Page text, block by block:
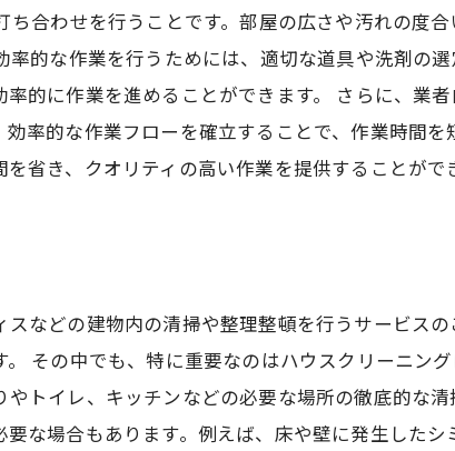
合わせを行うことです。部屋の広さや汚れの度
的な作業を行うためには、適切な道具や洗剤の
的に作業を進めることができます。 さらに、業
率的な作業フローを確立することで、作業時間
省き、クオリティの高い作業を提供することがで
などの建物内の清掃や整理整頓を行うサービス
その中でも、特に重要なのはハウスクリーニン
トイレ、キッチンなどの必要な場所の徹底的な
な場合もあります。例えば、床や壁に発生した